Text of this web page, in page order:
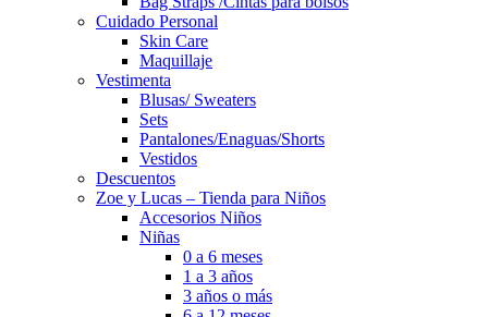
Cuidado Personal
Skin Care
Maquillaje
Vestimenta
Blusas/ Sweaters
Sets
Pantalones/Enaguas/Shorts
Vestidos
Descuentos
Zoe y Lucas – Tienda para Niños
Accesorios Niños
Niñas
0 a 6 meses
1 a 3 años
3 años o más